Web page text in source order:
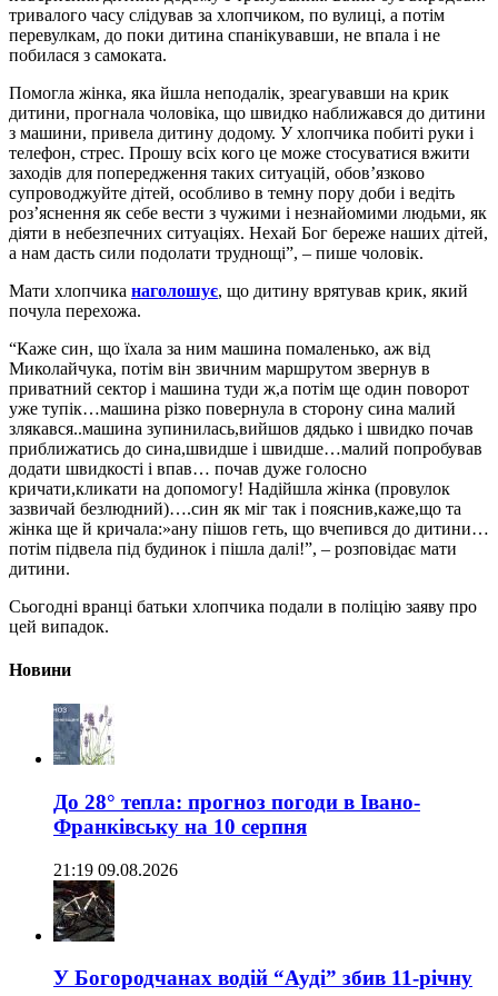
тривалого часу слідував за хлопчиком, по вулиці, а потім
перевулкам, до поки дитина спанікувавши, не впала і не
побилася з самоката.
Помогла жінка, яка йшла неподалік, зреагувавши на крик
дитини, прогнала чоловіка, що швидко наближався до дитини
з машини, привела дитину додому. У хлопчика побиті руки і
телефон, стрес. Прошу всіх кого це може стосуватися вжити
заходів для попередження таких ситуацій, обов’язково
супроводжуйте дітей, особливо в темну пору доби і ведіть
роз’яснення як себе вести з чужими і незнайомими людьми, як
діяти в небезпечних ситуаціях. Нехай Бог береже наших дітей,
а нам дасть сили подолати труднощі”, – пише чоловік.
Мати хлопчика наголошує, що дитину врятував крик, який
почула перехожа.
“Каже син, що їхала за ним машина помаленько, аж від
Миколайчука, потім він звичним маршрутом звернув в
приватний сектор і машина туди ж,а потім ще один поворот
уже тупік…машина різко повернула в сторону сина малий
злякався..машина зупинилась,вийшов дядько і швидко почав
приближатись до сина,швидше і швидше…малий попробував
додати швидкості і впав… почав дуже голосно
кричати,кликати на допомогу! Надійшла жінка (провулок
зазвичай безлюдний)….син як міг так і пояснив,каже,що та
жінка ще й кричала:»ану пішов геть, що вчепився до дитини…
потім підвела під будинок і пішла далі!”, – розповідає мати
дитини.
Сьогодні вранці батьки хлопчика подали в поліцію заяву про
цей випадок.
Новини
До 28° тепла: прогноз погоди в Івано-
Франківську на 10 серпня
21:19 09.08.2026
У Богородчанах водій “Ауді” збив 11-річну